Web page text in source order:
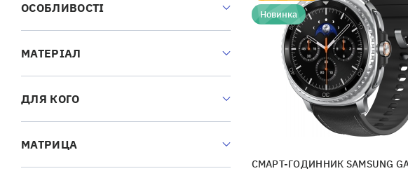
Новинка
СМАРТ-ГОДИННИК SAMSUNG
ОСОБЛИВОСТІ
МАТЕРІАЛ
ДЛЯ КОГО
МАТРИЦА